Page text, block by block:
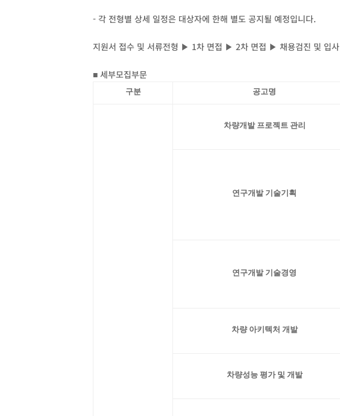
- 각 전형별 상세 일정은 대상자에 한해 별도 공지될 예정입니다.
지원서 접수 및 서류전형 ▶ 1차 면접 ▶ 2차 면접 ▶ 채용검진 및 입사
■ 세부모집부문
구분 공고명
차량개발 프로젝트 관리
연구개발 기술기획
연구개발 기술경영
차량 아키텍처 개발
차량성능 평가 및 개발